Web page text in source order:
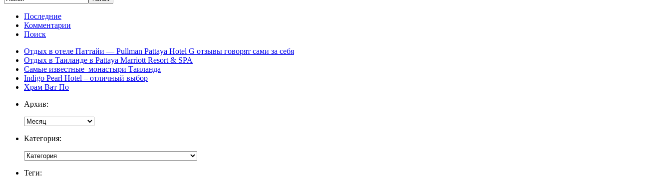
Последние
Комментарии
Поиск
Отдых в отеле Паттайи — Pullman Pattaya Hotel G отзывы говорят сами за себя
Отдых в Таиланде в Pattaya Marriott Resort & SPA
Самые известные монастыри Таиланда
Indigo Pearl Hotel – отличный выбор
Храм Ват По
Архив:
Категория:
Теги: